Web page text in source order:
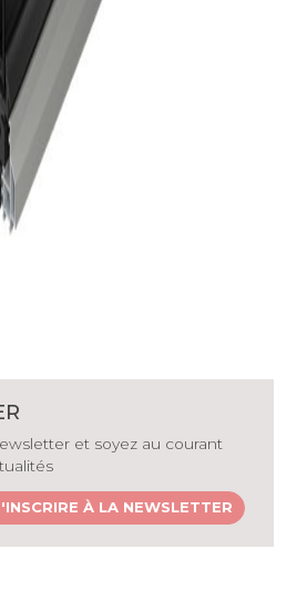
et soyez au courant
À LA NEWSLETTER